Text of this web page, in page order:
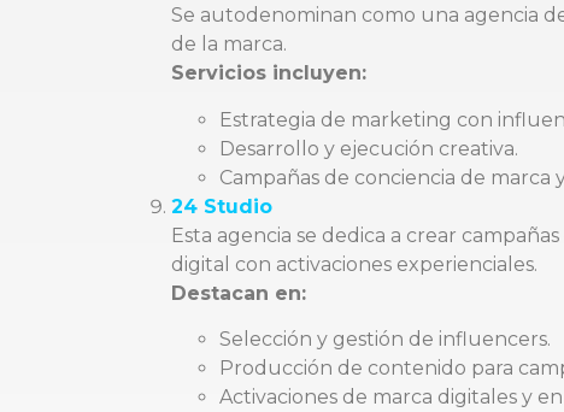
Se autodenominan como una agencia
de la marca.
Servicios incluyen:
Estrategia de marketing con
Desarrollo y ejecución creativa.
Campañas de conciencia de marca
24 Studio
Esta agencia se dedica a crear
digital con activaciones experienciales.
Destacan en:
Selección y gestión de influencers.
Producción de contenido para
Activaciones de marca digitales y en